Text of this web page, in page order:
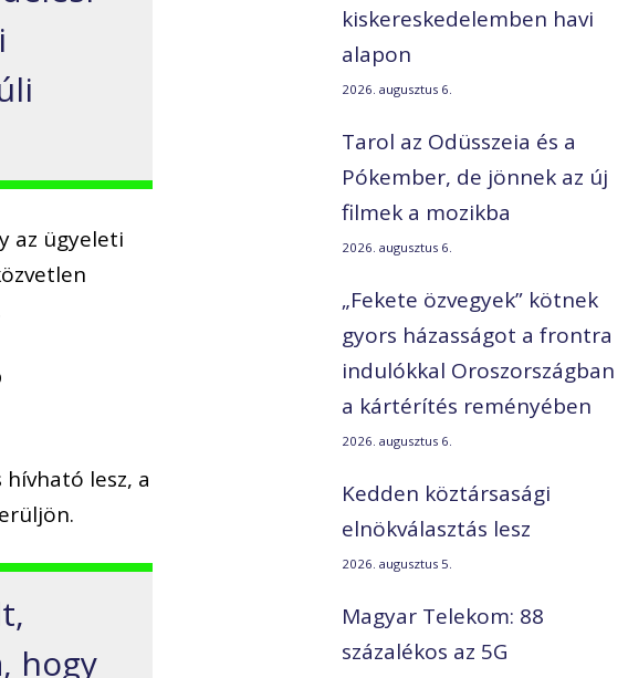
az ügyeleti
lesz, a
hogy
kiskereskedelemben havi
alapon
2026. augusztus 6.
Tarol az Odüsszeia és a
Pókember, de jönnek az új
filmek a mozikba
2026. augusztus 6.
„Fekete özvegyek” kötnek
gyors házasságot a frontra
indulókkal Oroszországban
a kártérítés reményében
2026. augusztus 6.
Kedden köztársasági
elnökválasztás lesz
2026. augusztus 5.
Magyar Telekom: 88
százalékos az 5G